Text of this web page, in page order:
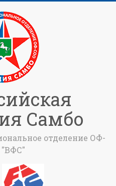
Самбо
отделение ОФ-